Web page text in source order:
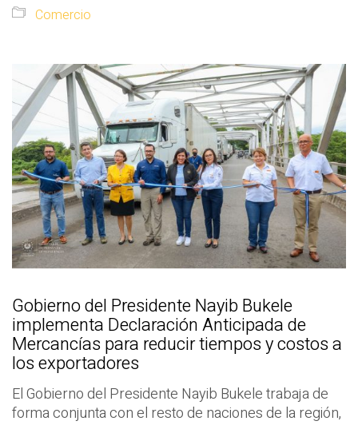
Comercio
Gobierno del Presidente Nayib Bukele
implementa Declaración Anticipada de
Mercancías para reducir tiempos y costos a
los exportadores
El Gobierno del Presidente Nayib Bukele trabaja de
forma conjunta con el resto de naciones de la región,